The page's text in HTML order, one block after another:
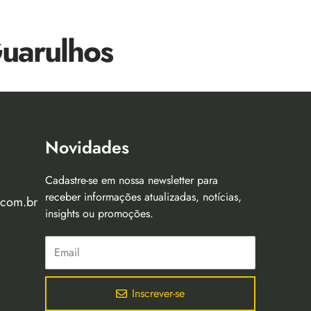
Novidades
Cadastre-se em nossa newsletter para
receber informações atualizadas, notícias,
insights ou promoções.
Inscrever-se